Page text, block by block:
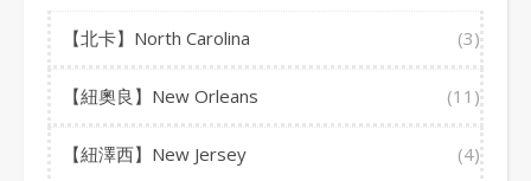
【北卡】North Carolina (3)
【紐奧良】New Orleans (11)
【紐澤西】New Jersey (4)